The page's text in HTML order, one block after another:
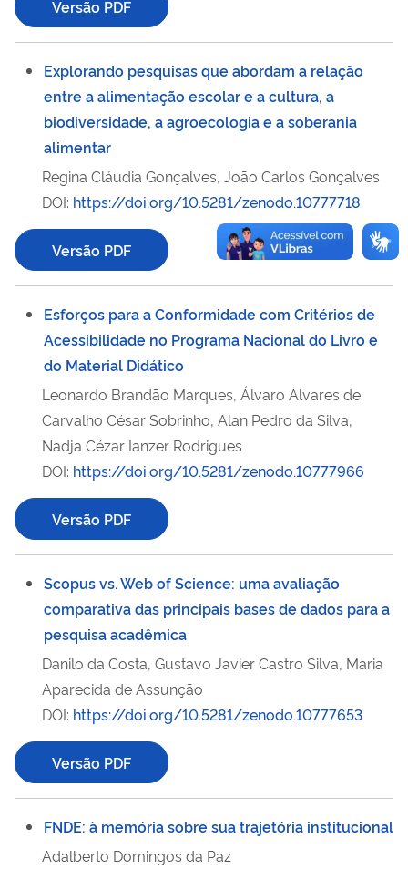
Versão PDF
Explorando pesquisas que abordam a relação
entre a alimentação escolar e a cultura, a
biodiversidade, a agroecologia e a soberania
alimentar
Regina Cláudia Gonçalves, João Carlos Gonçalves
DOI: https://doi.org/10.5281/zenodo.10777718
Versão PDF
Esforços para a Conformidade com Critérios de
Acessibilidade no Programa Nacional do Livro e
do Material Didático
Leonardo Brandão Marques, Álvaro Alvares de
Carvalho César Sobrinho, Alan Pedro da Silva,
Nadja Cézar Ianzer Rodrigues
DOI: https://doi.org/10.5281/zenodo.10777966
Versão PDF
Scopus vs. Web of Science: uma avaliação
comparativa das principais bases de dados para a
pesquisa acadêmica
Danilo da Costa, Gustavo Javier Castro Silva, Maria
Aparecida de Assunção
DOI: https://doi.org/10.5281/zenodo.10777653
Versão PDF
FNDE: à memória sobre sua trajetória institucional
Adalberto Domingos da Paz